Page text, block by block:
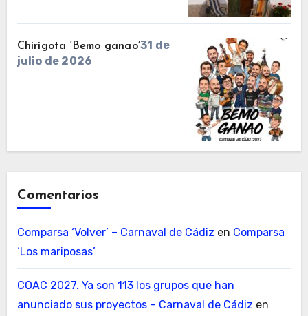
Chirigota ‘Bemo ganao’31 de
julio de 2026
Comentarios
Comparsa ‘Volver’ – Carnaval de Cádiz en Comparsa
‘Los mariposas’
COAC 2027. Ya son 113 los grupos que han
anunciado sus proyectos – Carnaval de Cádiz en